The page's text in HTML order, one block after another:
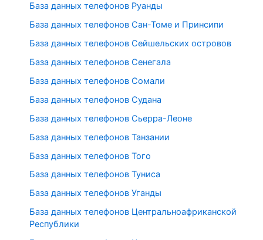
База данных телефонов Руанды
База данных телефонов Сан-Томе и Принсипи
База данных телефонов Сейшельских островов
База данных телефонов Сенегала
База данных телефонов Сомали
База данных телефонов Судана
База данных телефонов Сьерра-Леоне
База данных телефонов Танзании
База данных телефонов Того
База данных телефонов Туниса
База данных телефонов Уганды
База данных телефонов Центральноафриканской
Республики